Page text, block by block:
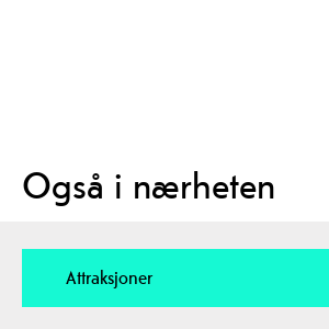
Også i nærheten
Attraksjoner